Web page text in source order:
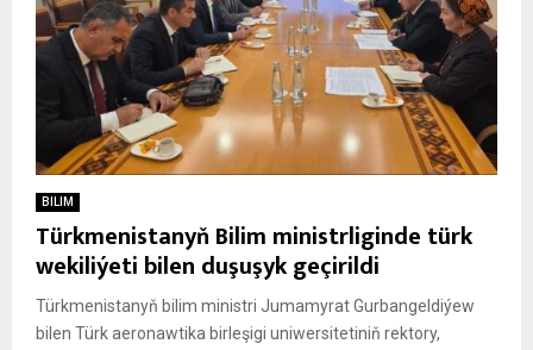
BILIM
Türkmenistanyň Bilim ministrliginde türk
wekiliýeti bilen duşuşyk geçirildi
Türkmenistanyň bilim ministri Jumamyrat Gurbangeldiýew
bilen Türk aeronawtika birleşigi uniwersitetiniň rektory,